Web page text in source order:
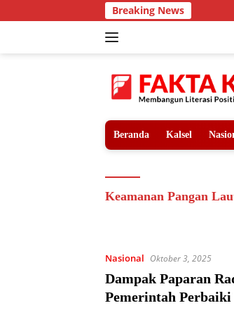
ke
Breaking News
Beranda Kalsel
Keamanan Pangan
Nasional Oktober 3, 2025
Dampak Paparan
Pemerintah